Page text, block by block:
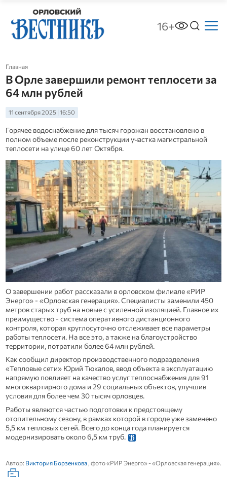
16+
Главная
В Орле завершили ремонт теплосети за
64 млн рублей
11 сентября 2025 | 16:50
Горячее водоснабжение для тысяч горожан восстановлено в
полном объеме после реконструкции участка магистральной
теплосети на улице 60 лет Октября.
О завершении работ рассказали в орловском филиале «РИР
Энерго» - «Орловская генерация». Специалисты заменили 450
метров старых труб на новые с усиленной изоляцией. Главное их
преимущество - система оперативного дистанционного
контроля, которая круглосуточно отслеживает все параметры
работы теплосети. На все это, а также на благоустройство
территории, потратили более 64 млн рублей.
Как сообщил директор производственного подразделения
«Тепловые сети» Юрий Тюкалов, ввод объекта в эксплуатацию
напрямую повлияет на качество услуг теплоснабжения для 91
многоквартирного дома и 29 социальных объектов, улучшив
условия для более чем 30 тысяч орловцев.
Работы являются частью подготовки к предстоящему
отопительному сезону, в рамках которой в городе уже заменено
5,5 км тепловых сетей. Всего до конца года планируется
модернизировать около 6,5 км труб.
Автор: Виктория Борзенкова, фото «РИР Энерго» - «Орловская генерация».